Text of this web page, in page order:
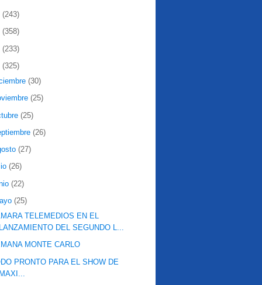
(243)
(358)
(233)
(325)
(30)
(25)
(25)
(26)
(27)
(26)
(22)
(25)
TELEMEDIOS EN EL
DEL SEGUNDO L...
MONTE CARLO
PRONTO PARA EL SHOW DE